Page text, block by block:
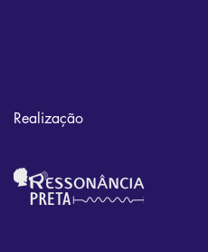
Realização